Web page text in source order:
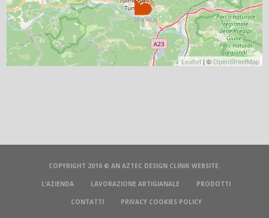
Leaflet| ©OpenStreetMap
COPYRIGHT 2016 © AN AZTEC DESIGN CLINIK WEBSITE.
L’AZIENDA LAVORAZIONE ARTIGIANALE PRODOTTI
CONTATTI PRIVACY COOKIES POLICY